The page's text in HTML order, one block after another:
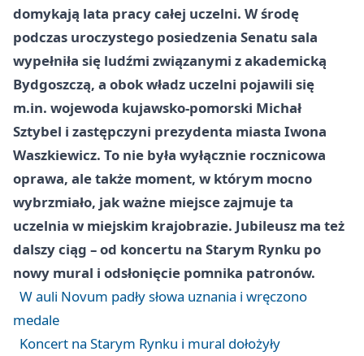
domykają lata pracy całej uczelni. W środę
podczas uroczystego posiedzenia Senatu sala
wypełniła się ludźmi związanymi z akademicką
Bydgoszczą, a obok władz uczelni pojawili się
m.in. wojewoda kujawsko-pomorski Michał
Sztybel i zastępczyni prezydenta miasta Iwona
Waszkiewicz. To nie była wyłącznie rocznicowa
oprawa, ale także moment, w którym mocno
wybrzmiało, jak ważne miejsce zajmuje ta
uczelnia w miejskim krajobrazie. Jubileusz ma też
dalszy ciąg – od koncertu na Starym Rynku po
nowy mural i odsłonięcie pomnika patronów.
W auli Novum padły słowa uznania i wręczono
medale
Koncert na Starym Rynku i mural dołożyły